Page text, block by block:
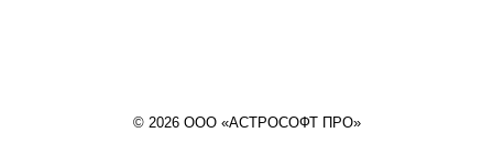
© 2026 ООО «АСТРОСОФТ ПРО»